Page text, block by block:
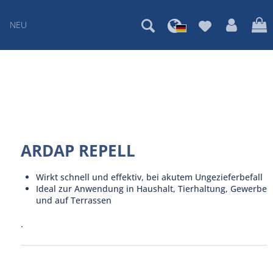
NEU
ARDAP REPELL
Wirkt schnell und effektiv, bei akutem Ungezieferbefall
Ideal zur Anwendung in Haushalt, Tierhaltung, Gewerbe
und auf Terrassen
.